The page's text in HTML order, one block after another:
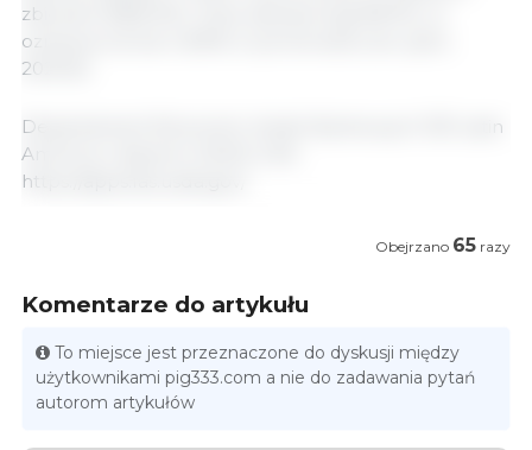
zbiorami (58,8 Mt). Chiny zaimportują 98 Mt, co
oznacza wzrost o 8,9% w porównaniu do cyklu
2021/22.
Departament Ekonomii i Analiz Rynkowych 333 Latin
America z danymi USDA/ USA.
https://apps.fas.usda.gov/
Obejrzano 65 razy
Komentarze do artykułu
To miejsce jest przeznaczone do dyskusji między
użytkownikami pig333.com a nie do zadawania pytań
autorom artykułów